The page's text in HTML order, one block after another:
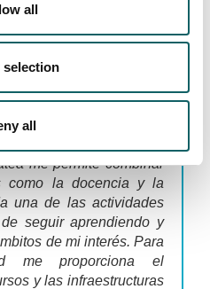
all
all
- Profesora e
me permite combinar
como la docencia y la
una de las actividades
seguir aprendiendo y
de mi interés. Para
me proporciona el
y las infraestructuras